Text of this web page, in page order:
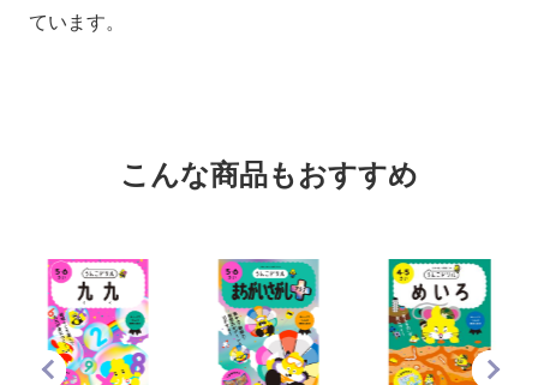
ています。
こんな商品もおすすめ